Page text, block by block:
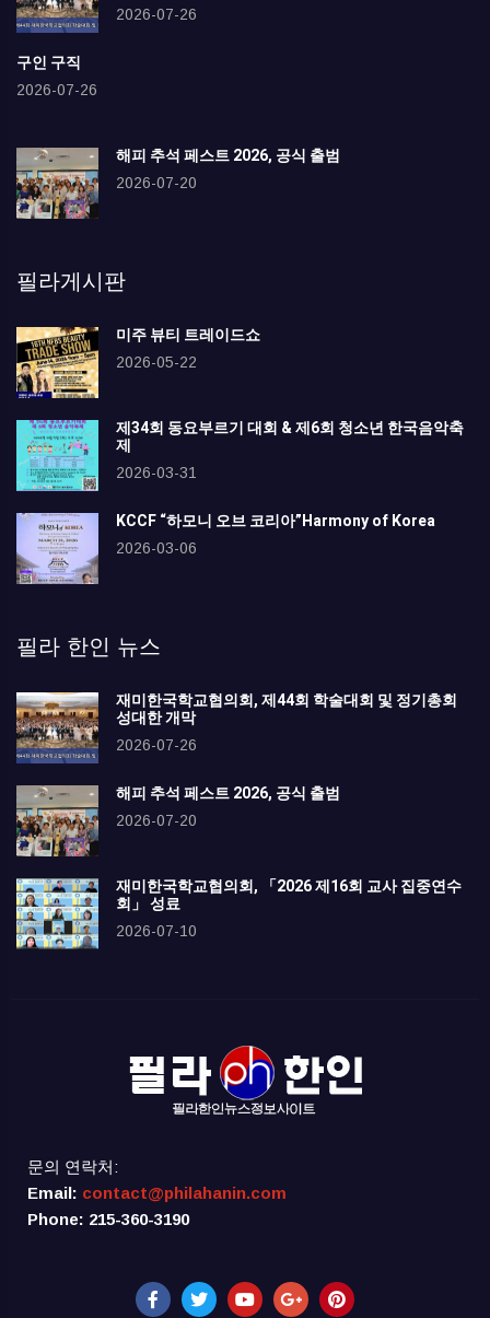
2026-07-26
구인 구직
2026-07-26
해피 추석 페스트 2026, 공식 출범
2026-07-20
필라게시판
미주 뷰티 트레이드쇼
2026-05-22
제34회 동요부르기 대회 & 제6회 청소년 한국음악축
제
2026-03-31
KCCF “하모니 오브 코리아”Harmony of Korea
2026-03-06
필라 한인 뉴스
재미한국학교협의회, 제44회 학술대회 및 정기총회
성대한 개막
2026-07-26
해피 추석 페스트 2026, 공식 출범
2026-07-20
재미한국학교협의회, 「2026 제16회 교사 집중연수
회」 성료
2026-07-10
문의 연락처:
Email: contact@philahanin.com
Phone: 215-360-3190